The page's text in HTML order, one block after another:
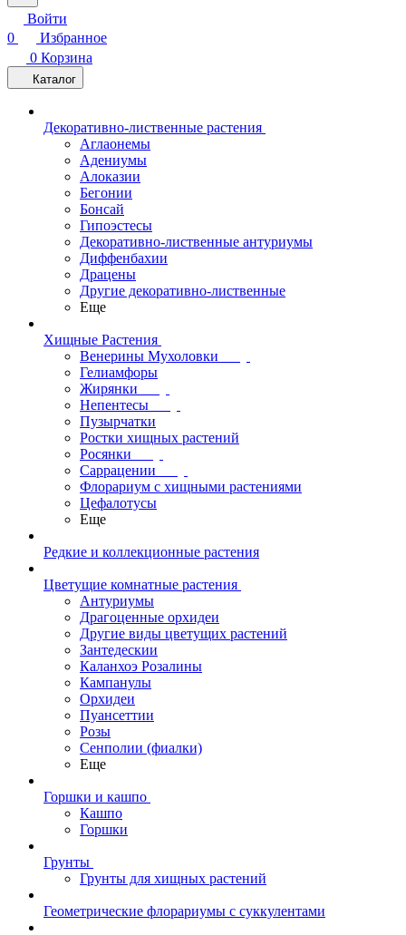
Войти
0
Избранное
0 Корзина
Каталог
Декоративно-лиственные растения
Аглаонемы
Адениумы
Алоказии
Бегонии
Бонсай
Гипоэстесы
Декоративно-лиственные антуриумы
Диффенбахии
Драцены
Другие декоративно-лиственные
Еще
Хищные Растения
Венерины Мухоловки
Гелиамфоры
Жирянки
Непентесы
Пузырчатки
Ростки хищных растений
Росянки
Саррацении
Флорариум с хищными растениями
Цефалотусы
Еще
Редкие и коллекционные растения
Цветущие комнатные растения
Антуриумы
Драгоценные орхидеи
Другие виды цветущих растений
Зантедескии
Каланхоэ Розалины
Кампанулы
Орхидеи
Пуансеттии
Розы
Сенполии (фиалки)
Еще
Горшки и кашпо
Кашпо
Горшки
Грунты
Грунты для хищных растений
Геометрические флорариумы с суккулентами